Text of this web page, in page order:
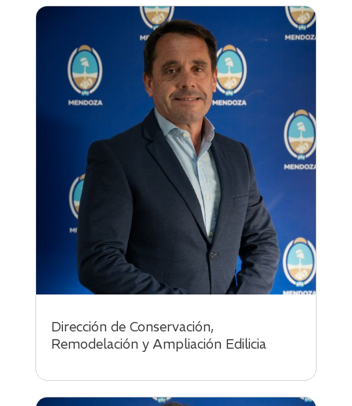
Dirección de Conservación,
Remodelación y Ampliación Edilicia